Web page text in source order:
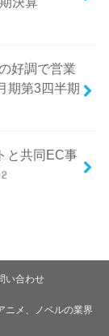
好調で営業
期第3四半期
と共同EC事
い合わせ
ニメ、ノベルの業界